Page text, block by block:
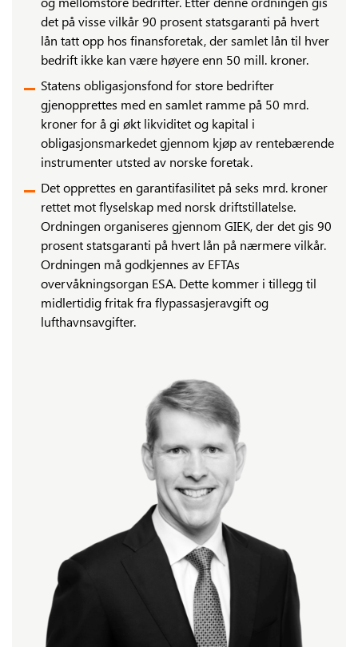
det på visse vilkår 90 prosent statsgaranti på hvert
lån tatt opp hos finansforetak, der samlet lån til hver
bedrift ikke kan være høyere enn 50 mill. kroner.
Statens obligasjonsfond for store bedrifter
gjenopprettes med en samlet ramme på 50 mrd.
kroner for å gi økt likviditet og kapital i
obligasjonsmarkedet gjennom kjøp av rentebærende
instrumenter utsted av norske foretak.
Det opprettes en garantifasilitet på seks mrd. kroner
rettet mot flyselskap med norsk driftstillatelse.
Ordningen organiseres gjennom GIEK, der det gis 90
prosent statsgaranti på hvert lån på nærmere vilkår.
Ordningen må godkjennes av EFTAs
overvåkningsorgan ESA. Dette kommer i tillegg til
midlertidig fritak fra flypassasjeravgift og
lufthavnsavgifter.